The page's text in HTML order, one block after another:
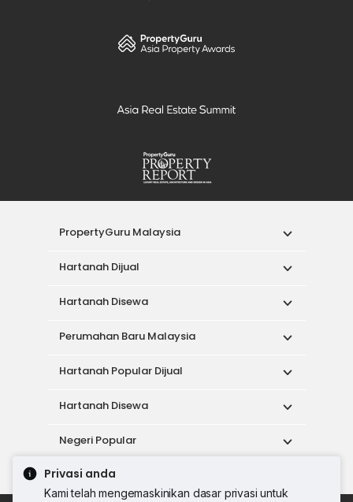
Privasi anda
Kami telah mengemaskinikan dasar privasi untuk
PropertyGuru Malaysia
Hartanah Dijual
Hartanah Disewa
Perumahan Baru Malaysia
Hartanah Popular Dijual
Hartanah Disewa
Negeri Popular
Alat